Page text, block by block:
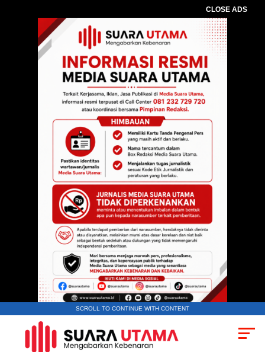
CLOSE ADS
SCROLL TO CONTINUE WITH CONTENT